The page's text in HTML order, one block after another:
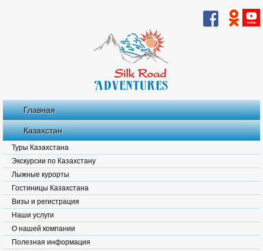
Главная
Казахстан
Туры Казахстана
Экскурсии по Казахстану
Лыжные курорты
Гостиницы Казахстана
Визы и регистрация
Наши услуги
О нашей компании
Полезная информация